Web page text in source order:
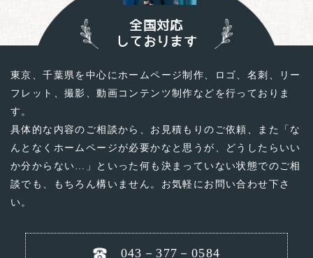
全国対応
しております
東京、千葉県を中心にホームページ制作、ロゴ、名刺、リー
フレット、撮影、動画コンテンツ制作などを行っておりま
す。
具体的な内容のご相談から、お見積もりのご依頼、
また「な
んとなくホームページが必要かなと思うが、どうしたらいい
か分からない…」といった 何も決まっていない状態でのご相
談でも、もちろん構いません。お気軽にお問い合わせ下さ
い。
043－377－0584